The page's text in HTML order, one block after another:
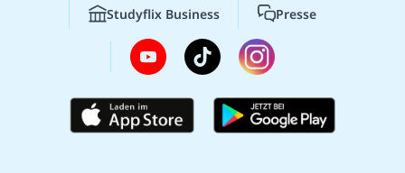
Studyflix Business Presse